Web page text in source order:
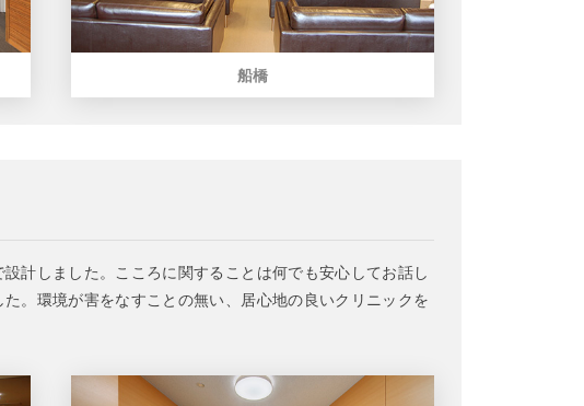
船橋
計しました。こころに関することは何でも安心してお話し
。環境が害をなすことの無い、居心地の良いクリニックを